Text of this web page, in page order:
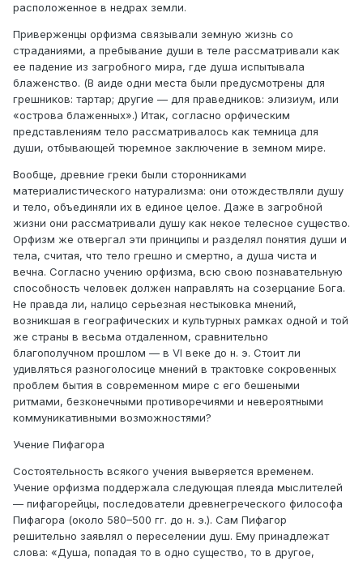
расположенное в недрах земли.
Приверженцы орфизма связывали земную жизнь со
страданиями, а пребывание души в теле рассматривали как
ее падение из загробного мира, где душа испытывала
блаженство. (В аиде одни места были предусмотрены для
грешников: тартар; другие — для праведников: элизиум, или
«острова блаженных».) Итак, согласно орфическим
представлениям тело рассматривалось как темница для
души, отбывающей тюремное заключение в земном мире.
Вообще, древние греки были сторонниками
материалистического натурализма: они отождествляли душу
и тело, объединяли их в единое целое. Даже в загробной
жизни они рассматривали душу как некое телесное существо.
Орфизм же отвергал эти принципы и разделял понятия души и
тела, считая, что тело грешно и смертно, а душа чиста и
вечна. Согласно учению орфизма, всю свою познавательную
способность человек должен направлять на созерцание Бога.
Не правда ли, налицо серьезная нестыковка мнений,
возникшая в географических и культурных рамках одной и той
же страны в весьма отдаленном, сравнительно
благополучном прошлом — в VI веке до н. э. Стоит ли
удивляться разноголосице мнений в трактовке сокровенных
проблем бытия в современном мире с его бешеными
ритмами, безконечными противоречиями и невероятными
коммуникативными возможностями?
Учение Пифагора
Состоятельность всякого учения выверяется временем.
Учение орфизма поддержала следующая плеяда мыслителей
— пифагорейцы, последователи древнегреческого философа
Пифагора (около 580–500 гг. до н. э.). Сам Пифагор
решительно заявлял о переселении душ. Ему принадлежат
слова: «Душа, попадая то в одно существо, то в другое,